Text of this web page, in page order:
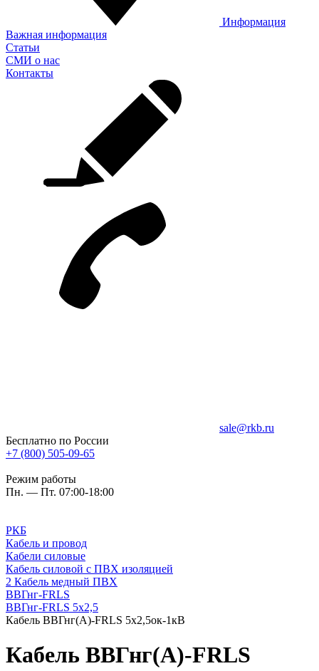
Информация
Важная информация
Статьи
СМИ о нас
Контакты
sale@rkb.ru
Бесплатно по России
+7 (800) 505-09-65
Режим работы
Пн. — Пт. 07:00-18:00
РКБ
Кабель и провод
Кабели силовые
Кабель силовой с ПВХ изоляцией
2 Кабель медный ПВХ
ВВГнг-FRLS
ВВГнг-FRLS 5х2,5
Кабель ВВГнг(А)-FRLS 5х2,5ок-1кВ
Кабель ВВГнг(А)-FRLS